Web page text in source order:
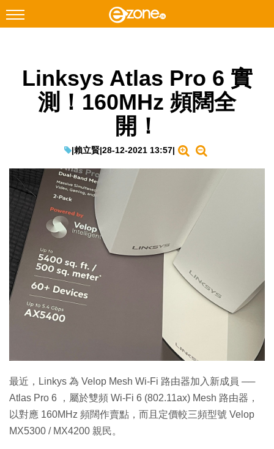
Facebook Instagram
科技焦點
教學評測
EduTech
IT Times
生成式AI與雲端應用
Enterprise Digital Transformation
特集
Linksys Atlas Pro 6 實
測！160MHz 頻闊全
開！
|賴立賢|28-12-2021 13:57|
最近，Linkys 為 Velop Mesh Wi-Fi 路由器加入新成員 ──
Atlas Pro 6 ，屬於雙頻 Wi-Fi 6 (802.11ax) Mesh 路由器，
以對應 160MHz 頻闊作賣點，而且定價較三頻型號 Velop
MX5300 / MX4200 親民。